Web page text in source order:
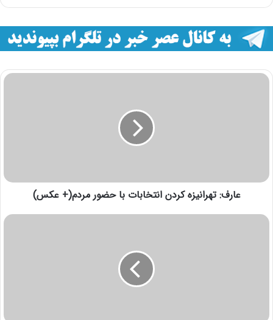
عارف: تهرانیزه کردن انتخابات با حضور مردم(+ عكس)